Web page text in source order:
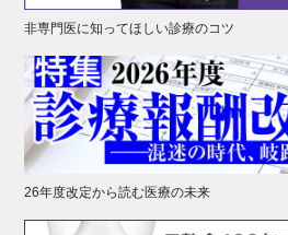
非専門医に知ってほしい診療のコツ
26年度改定から読む医療の未来